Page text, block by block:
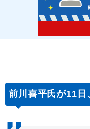
前川喜平氏が11日